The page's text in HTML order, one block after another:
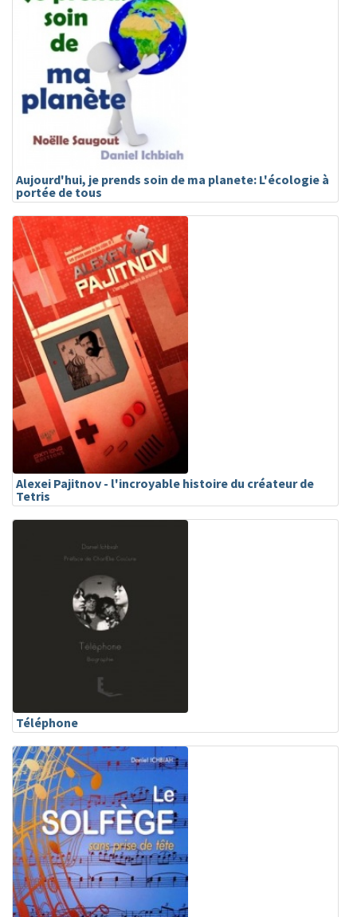
Aujourd'hui, je prends soin de ma planete: L'écologie à
portée de tous
Alexei Pajitnov - l'incroyable histoire du créateur de
Tetris
Téléphone